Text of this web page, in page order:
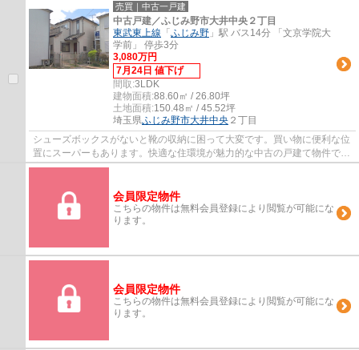
売買｜中古一戸建
中古戸建／ふじみ野市大井中央２丁目
東武東上線 「 ふじみ野 」駅 バス14分 「文京学院大
学前」 停歩3分
3,080万円
7月24日 値下げ
間取:3LDK
建物面積:88.60㎡ / 26.80坪
土地面積:150.48㎡ / 45.52坪
埼玉県ふじみ野市大井中央 ２丁目
シューズボックスがないと靴の収納に困って大変です。買い物に便利な位
置にスーパーもあります。快適な住環境が魅力的な中古の戸建て物件で充
実した日々を過ごしませんか。この物件は...
会員限定物件
こちらの物件は無料会員登録により閲覧が可能にな
ります。
会員限定物件
こちらの物件は無料会員登録により閲覧が可能にな
ります。